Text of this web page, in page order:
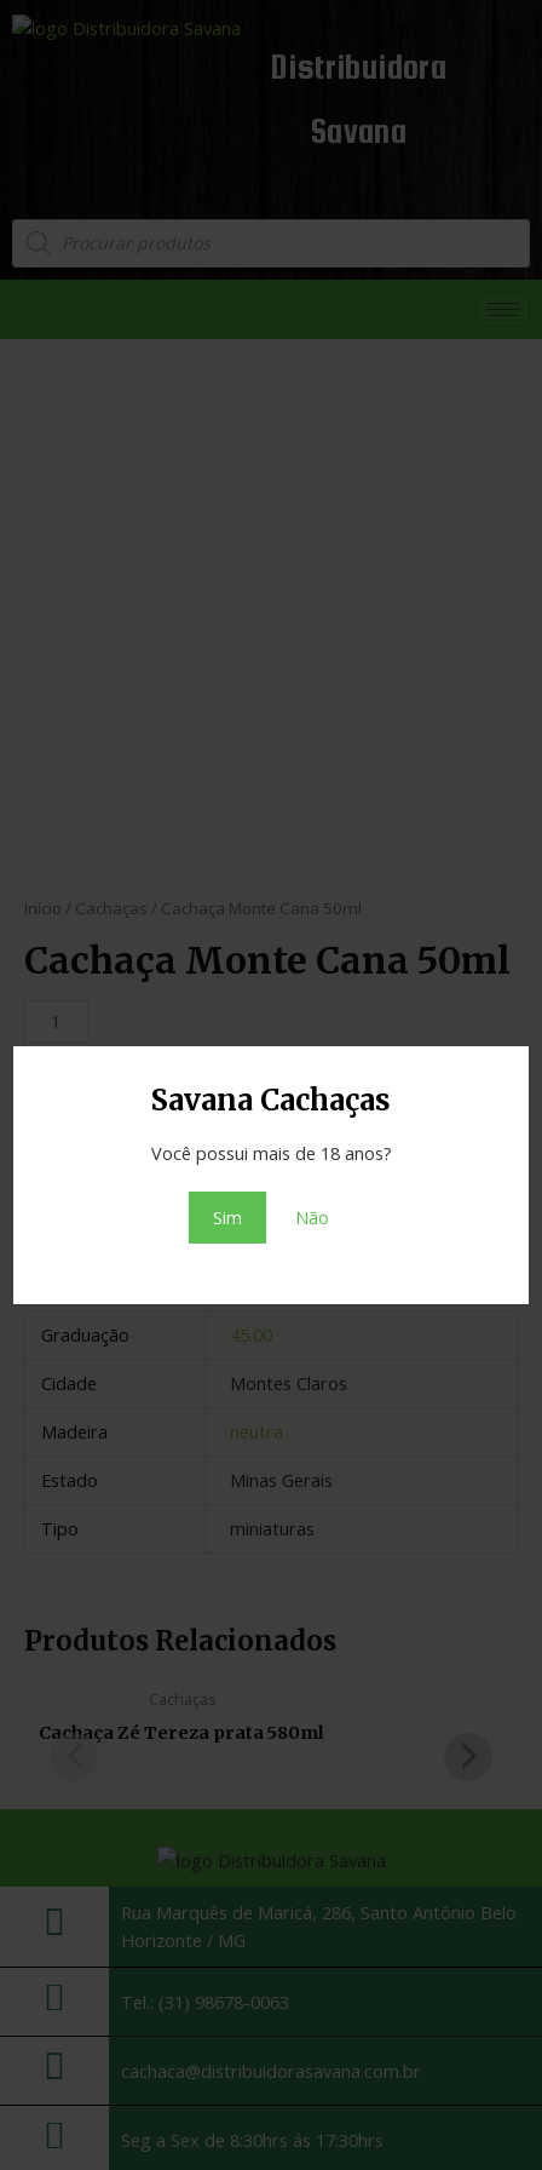
Savana Cachaças
Você possui mais de 18 anos?
Sim Não
Distribuidora
Savana
Início / Cachaças / Cachaça Monte Cana 50ml
Cachaça Monte Cana 50ml
Cachaças
Adicionar ao orçamento
Graduação
45.00
Cidade
Montes Claros
Madeira
neutra
Estado
Minas Gerais
Tipo
miniaturas
Produtos Relacionados
Cachaças
Cachaça Zé Tereza prata 580ml
Rua Marquês de Maricá, 286, Santo Antônio Belo
Horizonte / MG
Tel.: (31) 98678-0063
cachaca@distribuidorasavana.com.br
Seg a Sex de 8:30hrs ás 17:30hrs